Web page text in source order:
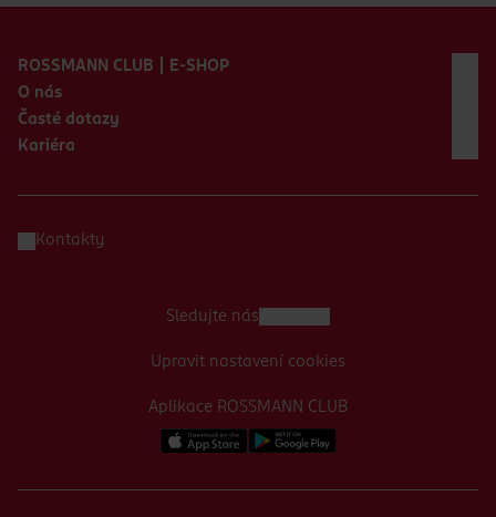
ROSSMANN CLUB | E-SHOP
O nás
Časté dotazy
Kariéra
Kontakty
Aplikace ROSSMANN CLUB
Sledujte nás
Upravit nastavení cookies